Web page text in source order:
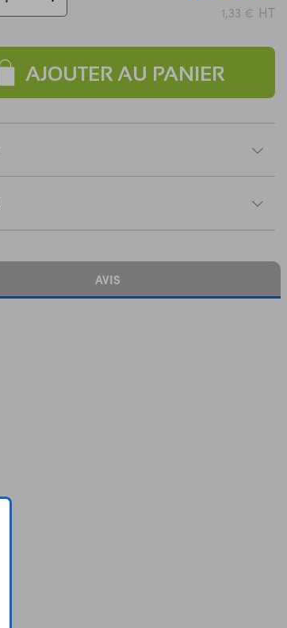
1,33 € HT
AJOUTER AU PANIER
AVIS